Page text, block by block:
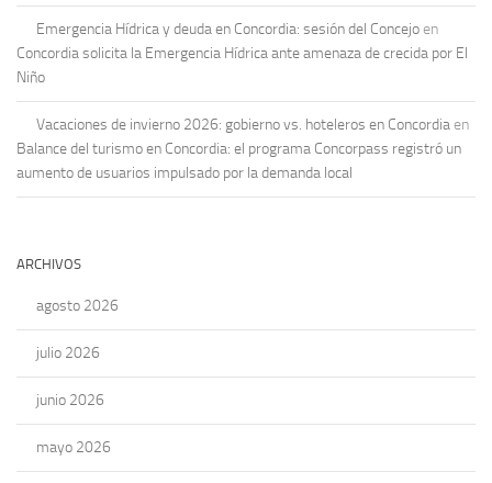
Emergencia Hídrica y deuda en Concordia: sesión del Concejo en
Concordia solicita la Emergencia Hídrica ante amenaza de crecida por El
Niño
Vacaciones de invierno 2026: gobierno vs. hoteleros en Concordia en
Balance del turismo en Concordia: el programa Concorpass registró un
aumento de usuarios impulsado por la demanda local
ARCHIVOS
agosto 2026
julio 2026
junio 2026
mayo 2026